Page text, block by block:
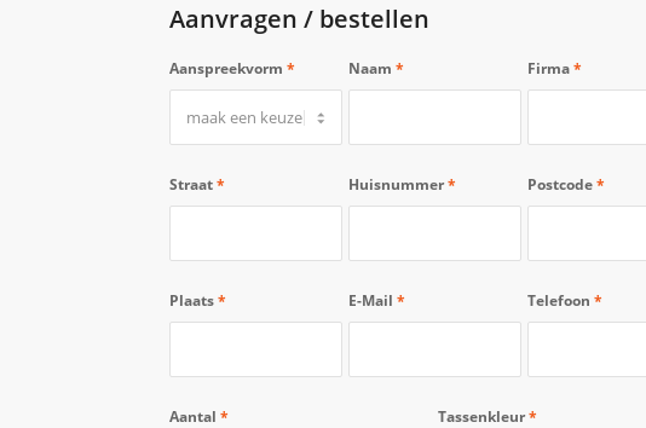
Aanvragen / bestellen
Aanspreekvorm * Naam * Firma*
Straat* Huisnummer* Postcode*
Plaats* E-Mail * Telefoon *
Aantal * Tassenkleur*